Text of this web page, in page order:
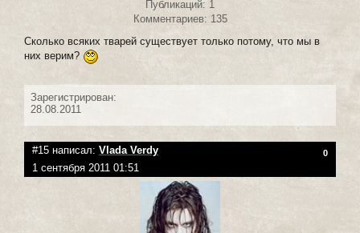
Публикаций: 1
Комментариев: 135
Сколько всяких тварей существует только потому, что мы в
них верим?
Зарегистрирован:
28.08.2011
#15 написал: Vlada Verdy 0
1 сентября 2011 01:51